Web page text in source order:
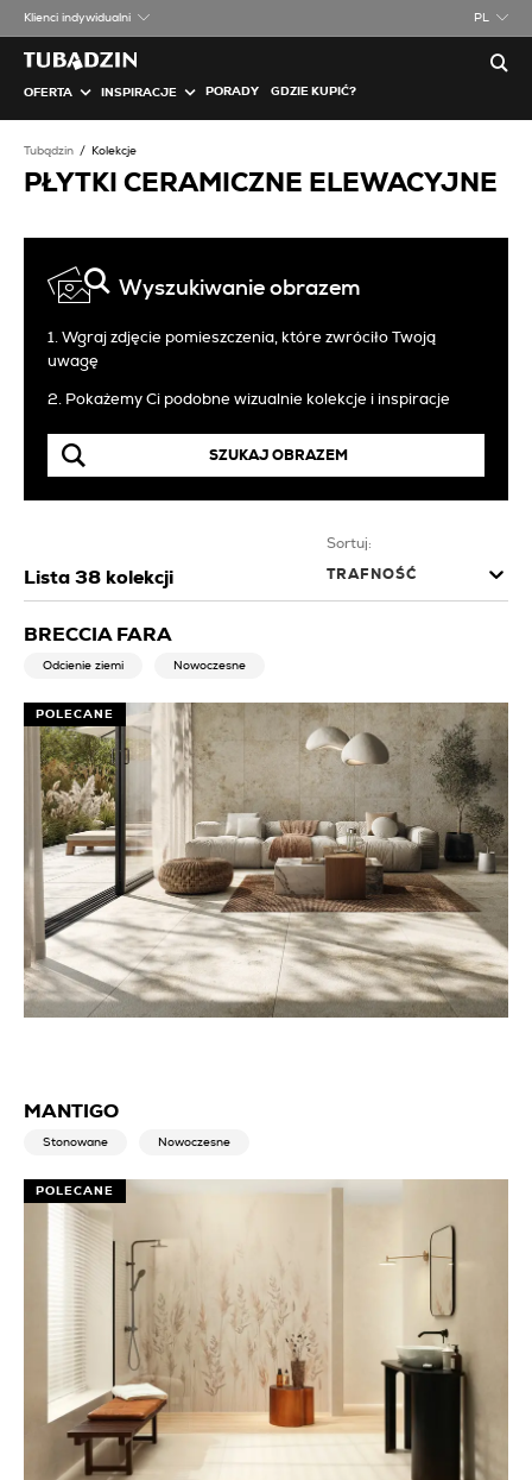
Klienci indywidualni PL
OFERTA INSPIRACJE PORADY GDZIE KUPIĆ?
Tubądzin Kolekcje
PŁYTKI CERAMICZNE ELEWACYJNE
Wyszukiwanie obrazem
1. Wgraj zdjęcie pomieszczenia, które zwróciło Twoją
uwagę
2. Pokażemy Ci podobne wizualnie kolekcje i inspiracje
SZUKAJ OBRAZEM
Lista 38 kolekcji
Sortuj:
TRAFNOŚĆ
BRECCIA FARA
Odcienie ziemi Nowoczesne
POLECANE
MANTIGO
Stonowane Nowoczesne
POLECANE